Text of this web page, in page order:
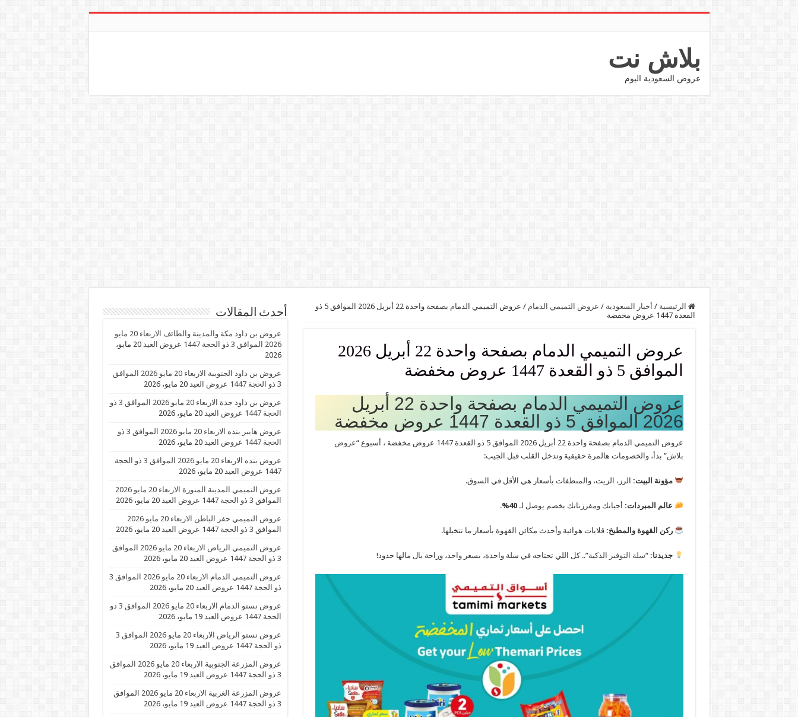
بلاش نت
عروض السعودية اليوم
الرئيسية / أخبار السعودية / عروض التميمي الدمام /
عروض التميمي الدمام بصفحة واحدة 22 أبريل 2026 الموافق 5 ذو
القعدة 1447 عروض مخفضة
عروض التميمي الدمام بصفحة واحدة 22 أبريل 2026
الموافق 5 ذو القعدة 1447 عروض مخفضة
عروض التميمي الدمام بصفحة واحدة 22 أبريل
2026 الموافق 5 ذو القعدة 1447 عروض مخفضة
عروض التميمي الدمام بصفحة واحدة 22 أبريل 2026 الموافق 5 ذو القعدة 1447 عروض مخفضة ، أسبوع “
عروض
بلاش” بدأ، والخصومات هالمرة حقيقية وتدخل القلب قبل الجيب:
مؤونة البيت: الرز، الزيت، والمنظفات بأسعار هي الأقل في السوق.
عالم المبردات: أجبانك ومفرزناتك بخصم يوصل لـ40%
.
ركن القهوة والمطبخ: قلايات هوائية وأحدث مكائن القهوة بأسعار ما تتخيلها.
جديدنا: “سلة التوفير الذكية”.. كل اللي تحتاجه في سلة واحدة، بسعر واحد، وراحة بال مالها حدود!
أحدث المقالات
عروض بن داود مكة والمدينة والطائف الاربعاء 20 مايو
2026 الموافق 3 ذو الحجة 1447 عروض العيد
20 مايو،
2026
عروض بن داود الجنوببة الاربعاء 20 مايو 2026 الموافق
3 ذو الحجة 1447 عروض العيد
20 مايو، 2026
عروض بن داود جدة الاربعاء 20 مايو 2026 الموافق 3 ذو
الحجة 1447 عروض العيد
20 مايو، 2026
عروض هايبر بنده الاربعاء 20 مايو 2026 الموافق 3 ذو
الحجة 1447 عروض العيد
20 مايو، 2026
عروض بنده الاربعاء 20 مايو 2026 الموافق 3 ذو الحجة
1447 عروض العيد
20 مايو، 2026
عروض التميمي المدينة المنورة الاربعاء 20 مايو 2026
الموافق 3 ذو الحجة 1447 عروض العيد
20 مايو، 2026
عروض التميمي حفر الباطن الاربعاء 20 مايو 2026
الموافق 3 ذو الحجة 1447 عروض العيد
20 مايو، 2026
عروض التميمي الرياض الاربعاء 20 مايو 2026 الموافق
3 ذو الحجة 1447 عروض العيد
20 مايو، 2026
عروض التميمي الدمام الاربعاء 20 مايو 2026 الموافق 3
ذو الحجة 1447 عروض العيد
20 مايو، 2026
عروض نستو الدمام الاربعاء 20 مايو 2026 الموافق 3 ذو
الحجة 1447 عروض العيد
19 مايو، 2026
عروض نستو الرياض الاربعاء 20 مايو 2026 الموافق 3
ذو الحجة 1447 عروض العيد
19 مايو، 2026
عروض المزرعة الجنوبية الاربعاء 20 مايو 2026 الموافق
3 ذو الحجة 1447 عروض العيد
19 مايو، 2026
عروض المزرعة الغربية الاربعاء 20 مايو 2026 الموافق
3 ذو الحجة 1447 عروض العيد
19 مايو، 2026